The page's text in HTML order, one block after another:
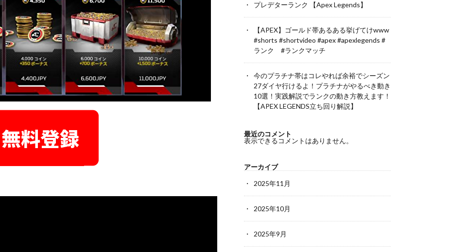
プレデターランク 【Apex Legends】
【APEX】ゴールド帯あるある挙げてけwww
#shorts #shortvideo #apex #apexlegends #
ランク #ランクマッチ
今のプラチナ帯はコレやれば余裕でシーズン
27ダイヤ行けるよ！プラチナがやるべき動き
10選！実践解説でランクの動き方教えます！
【APEX LEGENDS立ち回り解説】
最近のコメント
表示できるコメントはありません。
アーカイブ
2025年11月
2025年10月
2025年9月